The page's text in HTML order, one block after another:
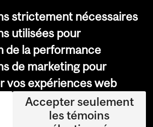
© Université McGill, 2026
Accessibilité
Avis sur les témoins
Paramètres des témoins
strictement nécessaires
utilisées pour
de la performance
de marketing pour
vos expériences web
Accepter seulement
les témoins